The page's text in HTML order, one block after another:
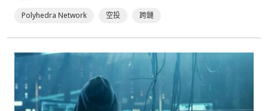
Polyhedra Network 空投 跨鏈